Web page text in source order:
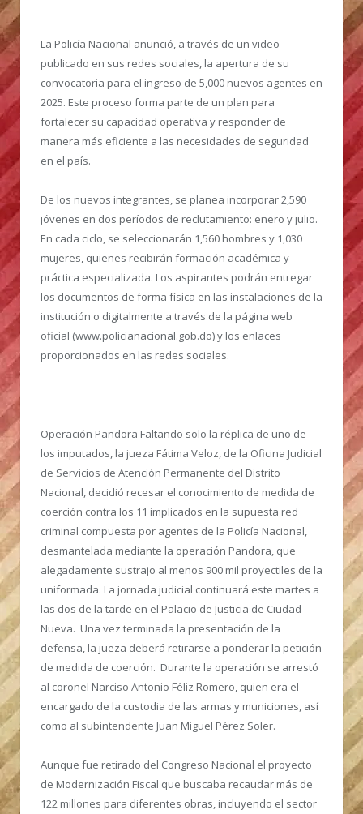
La Policía Nacional anunció, a través de un video
publicado en sus redes sociales, la apertura de su
convocatoria para el ingreso de 5,000 nuevos agentes en
2025. Este proceso forma parte de un plan para
fortalecer su capacidad operativa y responder de
manera más eficiente a las necesidades de seguridad
en el país.
De los nuevos integrantes, se planea incorporar 2,590
jóvenes en dos períodos de reclutamiento: enero y julio.
En cada ciclo, se seleccionarán 1,560 hombres y 1,030
mujeres, quienes recibirán formación académica y
práctica especializada. Los aspirantes podrán entregar
los documentos de forma física en las instalaciones de la
institución o digitalmente a través de la página web
oficial (www.policianacional.gob.do) y los enlaces
proporcionados en las redes sociales.
Operación Pandora Faltando solo la réplica de uno de
los imputados, la jueza Fátima Veloz, de la Oficina Judicial
de Servicios de Atención Permanente del Distrito
Nacional, decidió recesar el conocimiento de medida de
coerción contra los 11 implicados en la supuesta red
criminal compuesta por agentes de la Policía Nacional,
desmantelada mediante la operación Pandora, que
alegadamente sustrajo al menos 900 mil proyectiles de la
uniformada. La jornada judicial continuará este martes a
las dos de la tarde en el Palacio de Justicia de Ciudad
Nueva. Una vez terminada la presentación de la
defensa, la jueza deberá retirarse a ponderar la petición
de medida de coerción. Durante la operación se arrestó
al coronel Narciso Antonio Féliz Romero, quien era el
encargado de la custodia de las armas y municiones, así
como al subintendente Juan Miguel Pérez Soler.
Aunque fue retirado del Congreso Nacional el proyecto
de Modernización Fiscal que buscaba recaudar más de
122 millones para diferentes obras, incluyendo el sector